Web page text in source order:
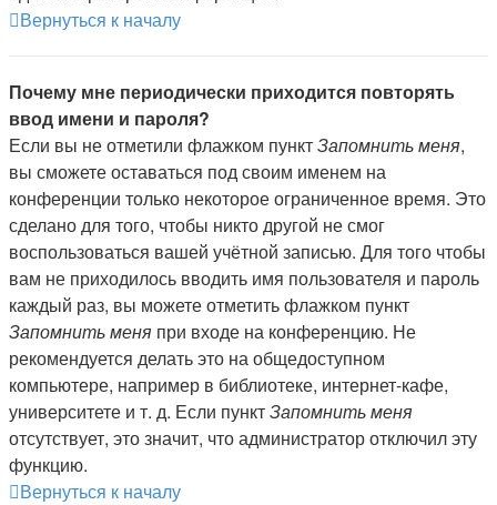
Вернуться к началу
Почему мне периодически приходится повторять
ввод имени и пароля?
Если вы не отметили флажком пунктЗапомнить меня,
вы сможете оставаться под своим именем на
конференции только некоторое ограниченное время. Это
сделано для того, чтобы никто другой не смог
воспользоваться вашей учётной записью. Для того чтобы
вам не приходилось вводить имя пользователя и пароль
каждый раз, вы можете отметить флажком пункт
Запомнить меня при входе на конференцию. Не
рекомендуется делать это на общедоступном
компьютере, например в библиотеке, интернет-кафе,
университете и т. д. Если пунктЗапомнить меня
отсутствует, это значит, что администратор отключил эту
функцию.
Вернуться к началу